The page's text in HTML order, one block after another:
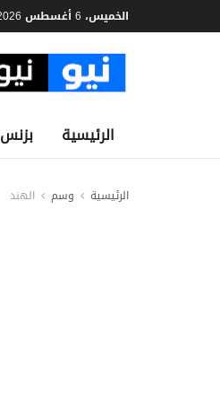
الخميس، 6 أغسطس 2026
الرئيسية بزنس
الرئيسية وسم الهند